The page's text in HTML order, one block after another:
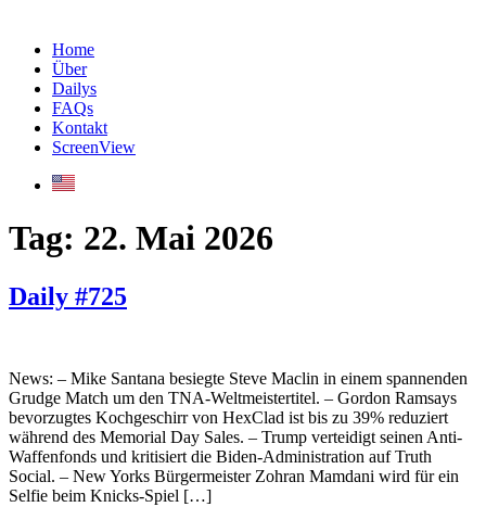
Home
Über
Dailys
FAQs
Kontakt
ScreenView
Tag: 22. Mai 2026
Daily #725
News: – Mike Santana besiegte Steve Maclin in einem spannenden
Grudge Match um den TNA-Weltmeistertitel. – Gordon Ramsays
bevorzugtes Kochgeschirr von HexClad ist bis zu 39% reduziert
während des Memorial Day Sales. – Trump verteidigt seinen Anti-
Waffenfonds und kritisiert die Biden-Administration auf Truth
Social. – New Yorks Bürgermeister Zohran Mamdani wird für ein
Selfie beim Knicks-Spiel […]